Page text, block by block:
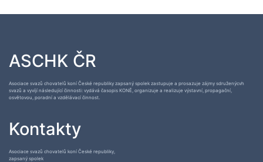
ASCHK ČR
Asociace svazů chovatelů koní České republiky zapsaný spolek zastupuje a prosazuje zájmy sdruženýcvh
svazů a vyvíjí následující činnosti: vydává časopis KONĚ, organizuje a realizuje výstavní, propagační,
osvětovou, poradní a vzdělávací činnost.
Kontakty
Asociace svazů chovatelů koní České republiky,
zapsaný spolek